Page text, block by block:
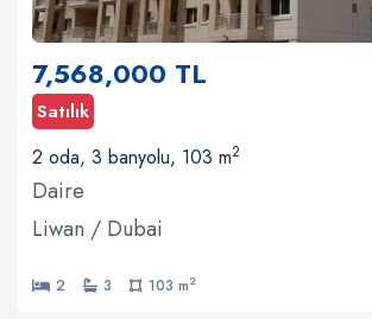
7,568,000 TL
Satılık
2 oda, 3 banyolu, 103 m2
Daire
Liwan / Dubai
2 3 103 m2